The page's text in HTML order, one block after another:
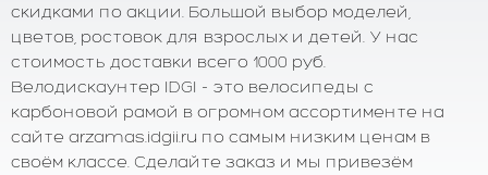
скидками по акции. Большой выбор моделей,
цветов, ростовок для взрослых и детей. У нас
стоимость доставки всего 1000 руб.
Велодискаунтер IDGI - это велосипеды с
карбоновой рамой в огромном ассортименте на
сайте arzamas.idgii.ru по самым низким ценам в
своём классе. Сделайте заказ и мы привезём